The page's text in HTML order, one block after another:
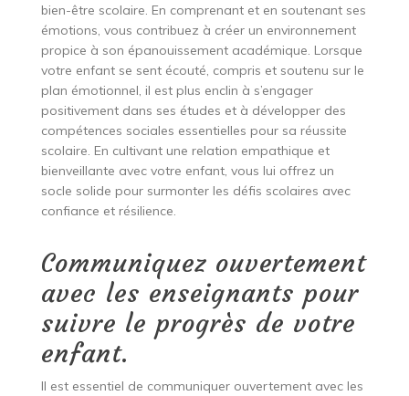
bien-être scolaire. En comprenant et en soutenant ses
émotions, vous contribuez à créer un environnement
propice à son épanouissement académique. Lorsque
votre enfant se sent écouté, compris et soutenu sur le
plan émotionnel, il est plus enclin à s’engager
positivement dans ses études et à développer des
compétences sociales essentielles pour sa réussite
scolaire. En cultivant une relation empathique et
bienveillante avec votre enfant, vous lui offrez un
socle solide pour surmonter les défis scolaires avec
confiance et résilience.
Communiquez ouvertement
avec les enseignants pour
suivre le progrès de votre
enfant.
Il est essentiel de communiquer ouvertement avec les